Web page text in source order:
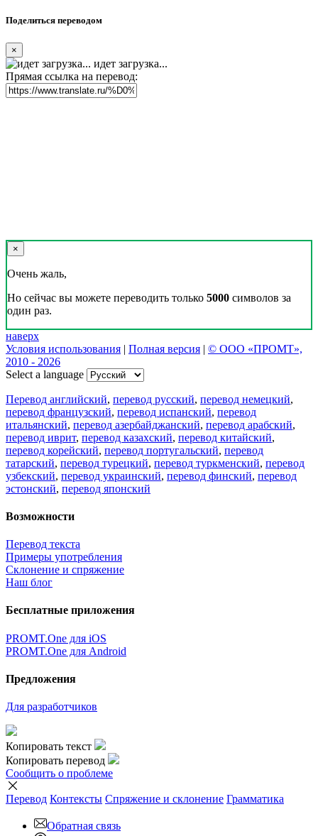
Поделиться переводом
×
идет загрузка...
Прямая ссылка на перевод:
×
Очень жаль,
Но сейчас вы можете переводить только 5000 символов за
один раз.
наверх
Условия использования | Полная версия | © ООО «ПРОМТ»,
2010 - 2026
Select a language
Перевод английский, перевод русский, перевод немецкий,
перевод французский, перевод испанский, перевод
итальянский, перевод азербайджанский, перевод арабский,
перевод иврит, перевод казахский, перевод китайский,
перевод корейский, перевод португальский, перевод
татарский, перевод турецкий, перевод туркменский, перевод
узбекский, перевод украинский, перевод финский, перевод
эстонский, перевод японский
Возможности
Перевод текста
Примеры употребления
Склонение и спряжение
Наш блог
Бесплатные приложения
PROMT.One для iOS
PROMT.One для Android
Предложения
Для разработчиков
Копировать текст
Копировать перевод
Сообщить о проблеме
Перевод Контексты Спряжение и склонение Грамматика
Обратная связь